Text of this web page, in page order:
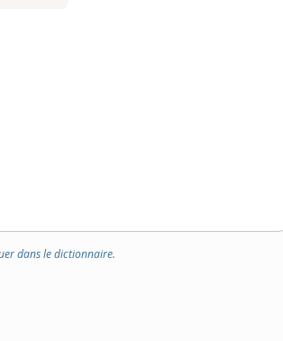
dans le dictionnaire.